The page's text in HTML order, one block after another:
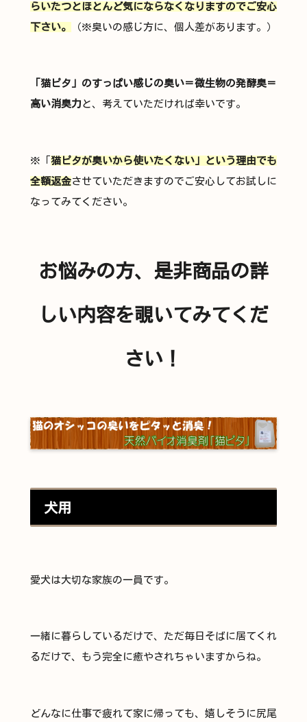
らいたつとほとんど気にならなくなりますのでご安心
下さい。
（※臭いの感じ方に、個人差があります。）
「猫ピタ」のすっぱい感じの臭い＝微生物の発酵臭＝
高い消臭力 と、考えていただければ幸いです。
※「 猫ピタが臭いから使いたくない」という理由でも
全額返金させていただきますのでご安心してお試しに
なってみてください。
お悩みの方、是非商品の詳
しい内容を覗いてみてくだ
さい！
犬用
愛犬は大切な家族の一員です。
一緒に暮らしているだけで、ただ毎日そばに居てくれ
るだけで、もう完全に癒やされちゃいますからね。
どんなに仕事で疲れて家に帰っても、嬉しそうに尻尾